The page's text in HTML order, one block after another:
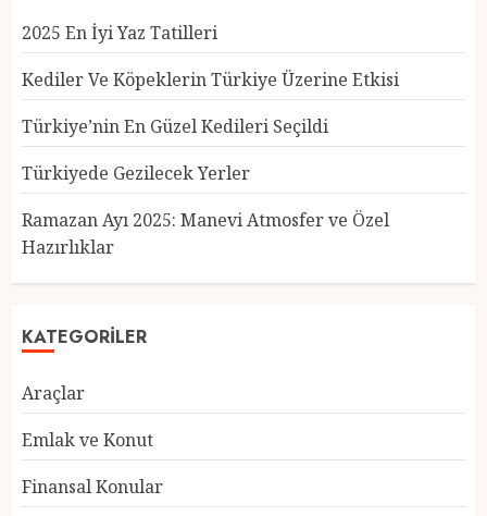
2025 En İyi Yaz Tatilleri
Kediler Ve Köpeklerin Türkiye Üzerine Etkisi
Türkiye’nin En Güzel Kedileri Seçildi
Türkiyede Gezilecek Yerler
Ramazan Ayı 2025: Manevi Atmosfer ve Özel
Hazırlıklar
KATEGORILER
Araçlar
Emlak ve Konut
Finansal Konular
Türkiye’nin En Güzel Kedileri
Seçildi
12 MART 2025
4